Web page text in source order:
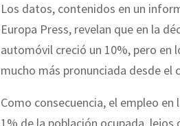
Los datos, contenidos en un
Europa Press, revelan que en la
automóvil creció un 10%, pero en
mucho más pronunciada desde el
Como consecuencia, el empleo